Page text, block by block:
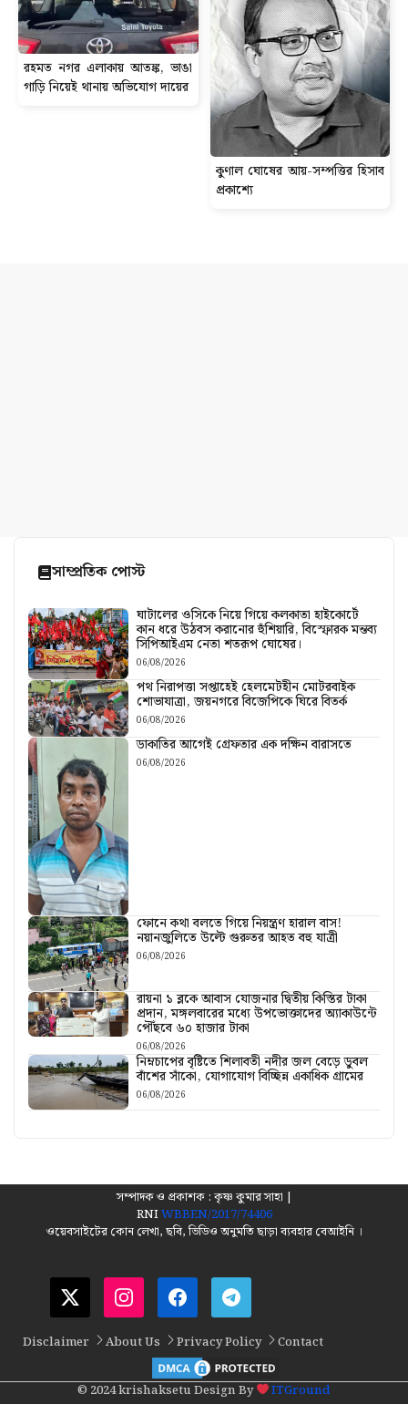
রহমত নগর এলাকায় আতঙ্ক, ভাঙা
গাড়ি নিয়েই থানায় অভিযোগ দায়ের
কুণাল ঘোষের আয়-সম্পত্তির হিসাব
প্রকাশ্যে
সাম্প্রতিক পোস্ট
ঘাটালের ওসিকে নিয়ে গিয়ে কলকাতা হাইকোর্টে
কান ধরে উঠবস করানোর হুঁশিয়ারি, বিস্ফোরক মন্তব্য
সিপিআইএম নেতা শতরূপ ঘোষের।
06/08/2026
পথ নিরাপত্তা সপ্তাহেই হেলমেটহীন মোটরবাইক
শোভাযাত্রা, জয়নগরে বিজেপিকে ঘিরে বিতর্ক
06/08/2026
ডাকাতির আগেই গ্রেফতার এক দক্ষিন বারাসতে
06/08/2026
ফোনে কথা বলতে গিয়ে নিয়ন্ত্রণ হারাল বাস!
নয়ানজুলিতে উল্টে গুরুতর আহত বহু যাত্রী
06/08/2026
রায়না ১ ব্লকে আবাস যোজনার দ্বিতীয় কিস্তির টাকা
প্রদান, মঙ্গলবারের মধ্যে উপভোক্তাদের অ্যাকাউন্টে
পৌঁছবে ৬০ হাজার টাকা
06/08/2026
নিম্নচাপের বৃষ্টিতে শিলাবতী নদীর জল বেড়ে ডুবল
বাঁশের সাঁকো, যোগাযোগ বিচ্ছিন্ন একাধিক গ্রামের
06/08/2026
সম্পাদক ও প্রকাশক : কৃষ্ণ কুমার সাহা |
RNIWBBEN/2017/74406
ওয়েবসাইটের কোন লেখা, ছবি, ভিডিও অনুমতি ছাড়া ব্যবহার বেআইনি ।
Disclaimer About Us Privacy Policy Contact
© 2024 krishaksetu Design By ITGround